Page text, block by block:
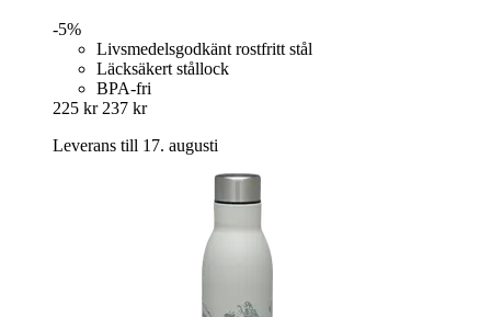
-5%
Livsmedelsgodkänt rostfritt stål
Läcksäkert stållock
BPA-fri
225 kr 237 kr
Leverans till 17. augusti